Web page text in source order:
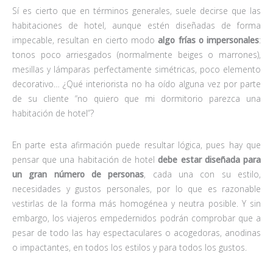
Sí es cierto que en términos generales, suele decirse que las
habitaciones de hotel, aunque estén diseñadas de forma
impecable, resultan en cierto modoalgo frías o impersonales:
tonos poco arriesgados (normalmente beiges o marrones),
mesillas y lámparas perfectamente simétricas, poco elemento
decorativo… ¿Qué interiorista no ha oído alguna vez por parte
de su cliente “no quiero que mi dormitorio parezca una
habitación de hotel”?
En parte esta afirmación puede resultar lógica, pues hay que
pensar que una habitación de hotel debe estar diseñada para
un gran número de personas, cada una con su estilo,
necesidades y gustos personales, por lo que es razonable
vestirlas de la forma más homogénea y neutra posible. Y sin
embargo, los viajeros empedernidos podrán comprobar que a
pesar de todo las hay espectaculares o acogedoras, anodinas
o impactantes, en todos los estilos y para todos los gustos.